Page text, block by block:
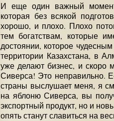
И еще один важный
которая без всякой
хорошо, и плохо. Плохо
тем богатствам, которые
достоянии, которое
территории Казахстана, в
уже делают бизнес, и скоро
Сиверса! Это неправильно.
страны выслушает меня, я
на яблоню Сиверса, вы
экспортный продукт, но и
опять станут славиться на